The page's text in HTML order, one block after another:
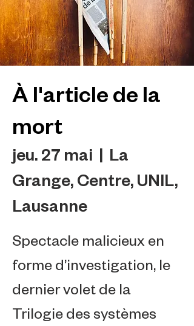
À l'article de la
mort
jeu. 27 mai
  |
La
Grange, Centre, UNIL,
Lausanne
Spectacle malicieux en
forme d’investigation, le
dernier volet de la
Trilogie des systèmes